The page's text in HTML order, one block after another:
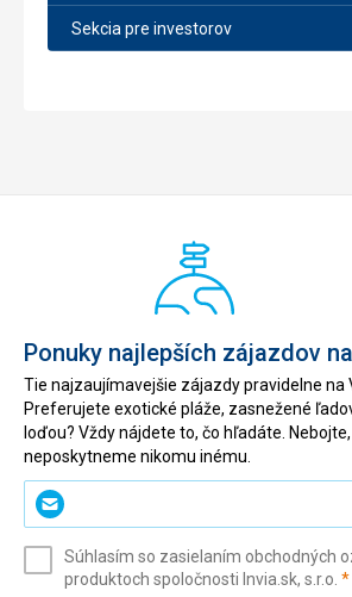
Sekcia pre investorov
Ponuky najlepších zájazdov
Tie najzaujímavejšie zájazdy pravidelne na
Preferujete exotické pláže, zasnežené
loďou? Vždy nájdete to, čo hľadáte.
neposkytneme nikomu inému.
Zadajte
svoj
(povinné)
Súhlasím so zasielaním obchodných
produktoch spoločnosti Invia.sk, s.r.o. *